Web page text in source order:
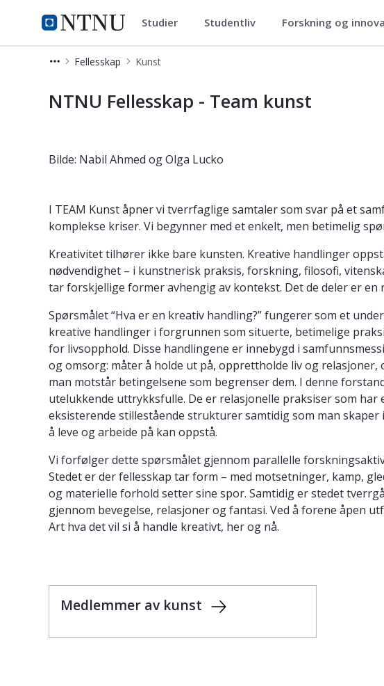
NTNU Hjemmeside
Fellesskap Studier Studentliv Forskning og
Fellesskap Kunst
NTNU Fellesskap - Team kunst
Bilde: Nabil Ahmed og Olga Lucko
I TEAM Kunst åpner vi tverrfaglige samtaler som svar på et
komplekse kriser. Vi begynner med et enkelt, men betimelig
Kreativitet tilhører ikke bare kunsten. Kreative handlinger
nødvendighet – i kunstnerisk praksis, forskning, filosofi,
tar forskjellige former avhengig av kontekst. Det de deler er en
Spørsmålet “Hva er en kreativ handling?” fungerer som et
kreative handlinger i forgrunnen som situerte, betimelige
for livsopphold. Disse handlingene er innebygd i
og omsorg: måter å holde ut på, opprettholde liv og
man motstår betingelsene som begrenser dem. I denne
utelukkende uttrykksfulle. De er relasjonelle praksiser som
eksisterende stillestående strukturer samtidig som man
å leve og arbeide på kan oppstå.
Vi forfølger dette spørsmålet gjennom parallelle
Stedet er der fellesskap tar form – med motsetninger, kamp,
og materielle forhold setter sine spor. Samtidig er stedet
gjennom bevegelse, relasjoner og fantasi. Ved å forene åpen
Art hva det vil si å handle kreativt, her og nå.
Medlemmer av kunst